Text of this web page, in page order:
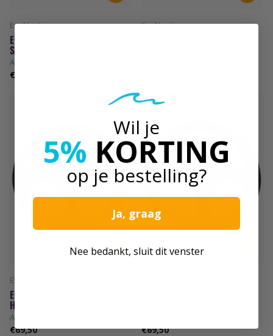
EvoNautic
EvoNautic Sportlenkrad Boot
Schwarz
Auf Lager
€69,50
EvoNautic
EvoNautic
EvoNautic Sportlenkrad Boot
Hochglanz Schwarz
Auf Lager
€69,50 €69,50
Wil je
5% KORTING
op je bestelling?
Ja, graag
Nee bedankt, sluit dit venster